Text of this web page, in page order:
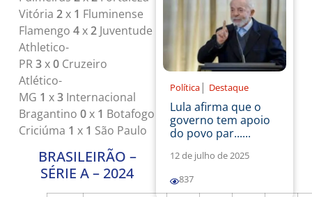
Vitória 2x 1 Fluminense
Flamengo 4x2Juventude
Athletico-
PR3x0Cruzeiro
Atlético-
MG 1 x3Internacional
Bragantino 0x 1 Botafogo
Criciúma 1 x 1 São Paulo
BRASILEIRÃO –
SÉRIE A – 2024
Política | Destaque
Lula afirma que o
governo tem apoio
do povo par......
12 de julho de 2025
837